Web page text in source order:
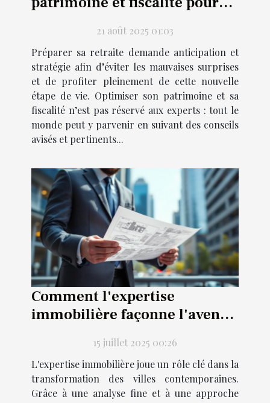
une retraite sereine ?
21 août 2025 01:03
Préparer sa retraite demande anticipation et
stratégie afin d’éviter les mauvaises surprises
et de profiter pleinement de cette nouvelle
étape de vie. Optimiser son patrimoine et sa
fiscalité n’est pas réservé aux experts : tout le
monde peut y parvenir en suivant des conseils
avisés et pertinents...
Comment l'expertise
immobilière façonne l'avenir
15 juillet 2025 00:26
L'expertise immobilière joue un rôle clé dans la
transformation des villes contemporaines.
Grâce à une analyse fine et à une approche